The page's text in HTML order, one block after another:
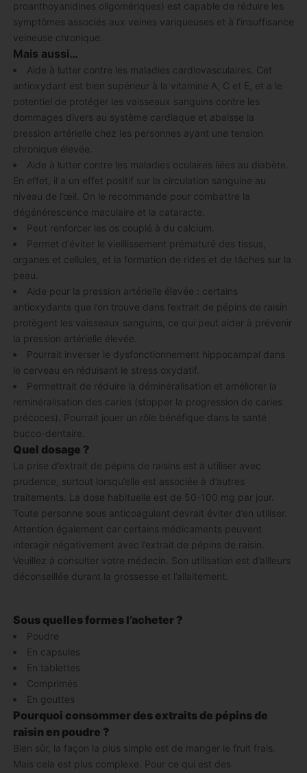
proanthoyanidines oligomériques) est capable de réduire les
symptômes associés aux veines variqueuses et à l’insuffisance
veineuse chronique.
Mais aussi…
Aide à lutter contre les maladies cardiovasculaires. Cet
antioxydant est bien supérieur à la vitamine A, C et E, et a le
potentiel de protéger les vaisseaux sanguins contre les
dommages divers au système cardiaque et abaisse la
pression artérielle chez les personnes ayant une tension
chronique élevée.
Aide à lutter contre les maladies oculaires liées au diabète.
En effet, il a un effet positif sur la circulation sanguine au
niveau de l’œil. On le recommande pour combattre la
dégénérescence maculaire et la cataracte.
Peut renforcer les os couplé à du calcium.
Permet d’éviter le vieillissement prématuré des tissus,
organes et cellules, et la formation de rides et de tâches sur la
peau.
Aide pour la pression artérielle élevée : certains
antioxydants que l’on trouve dans l’extrait de pépins de raisin
protègent les vaisseaux sanguins, ce qui peut aider à prévenir
la pression artérielle élevée.
Pourrait inverser le dysfonctionnement hippocampal dans
le cerveau en réduisant le stress oxydatif.
Permettrait de réduire la déminéralisation et améliorer la
reminéralisation des caries (stopper la progression de caries
précoces). Pourrait jouer un rôle bénéfique dans la santé
bucco-dentaire.
Quel dosage ?
La prise d’extrait de pépins de raisins est à utiliser avec
prudence, surtout lorsqu’elle est associée à d’autres
traitements. La dose habituelle est de 50-100 mg par jour.
Toute personne sous anticoagulant devrait éviter d’en utiliser.
Attention également car certains médicaments peuvent
interagir négativement avec l’extrait de pépins de raisin.
Veuillez à consulter votre médecin. Son utilisation est d’ailleurs
déconseillée durant la grossesse et l’allaitement.
Sous quelles formes l’acheter ?
Poudre
En capsules
En tablettes
Comprimés
En gouttes
Pourquoi consommer des extraits de pépins de
raisin en poudre ?
Bien sûr, la façon la plus simple est de manger le fruit frais.
Mais cela est plus complexe. Pour ce qui est des